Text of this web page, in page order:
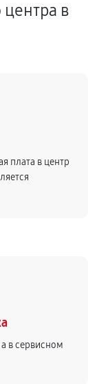
центра в
плата в центр
в сервисном